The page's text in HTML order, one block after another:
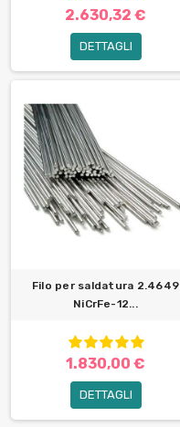
2.630,32 €
DETTAGLI
Filo per saldatura 2.4649
NiCrFe-12...
1.830,00 €
DETTAGLI